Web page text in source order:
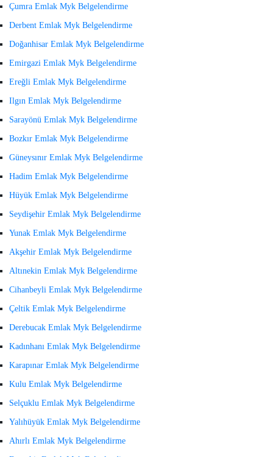
Çumra Emlak Myk Belgelendirme
Derbent Emlak Myk Belgelendirme
Doğanhisar Emlak Myk Belgelendirme
Emirgazi Emlak Myk Belgelendirme
Ereğli Emlak Myk Belgelendirme
Ilgın Emlak Myk Belgelendirme
Sarayönü Emlak Myk Belgelendirme
Bozkır Emlak Myk Belgelendirme
Güneysınır Emlak Myk Belgelendirme
Hadim Emlak Myk Belgelendirme
Hüyük Emlak Myk Belgelendirme
Seydişehir Emlak Myk Belgelendirme
Yunak Emlak Myk Belgelendirme
Akşehir Emlak Myk Belgelendirme
Altınekin Emlak Myk Belgelendirme
Cihanbeyli Emlak Myk Belgelendirme
Çeltik Emlak Myk Belgelendirme
Derebucak Emlak Myk Belgelendirme
Kadınhanı Emlak Myk Belgelendirme
Karapınar Emlak Myk Belgelendirme
Kulu Emlak Myk Belgelendirme
Selçuklu Emlak Myk Belgelendirme
Yalıhüyük Emlak Myk Belgelendirme
Ahırlı Emlak Myk Belgelendirme